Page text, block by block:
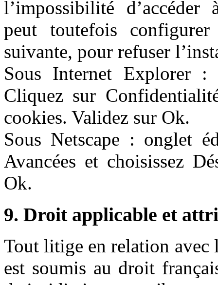
l’impossibilité d’accéder
peut toutefois
suivante, pour refuser
Sous Internet Explorer
Cliquez sur
cookies. Validez sur Ok.
Sous Netscape : onglet
Avancées et choisissez
Ok.
9. Droit applicable et
Tout litige en relation
est soumis au droit